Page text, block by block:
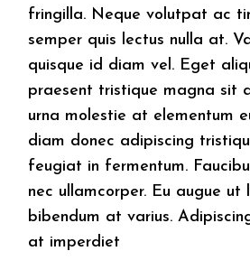
fringilla. Neque volutpat ac
semper quis lectus nulla at.
quisque id diam vel. Eget
praesent tristique magna sit
urna molestie at elementum
diam donec adipiscing
feugiat in fermentum.
nec ullamcorper. Eu augue ut
bibendum at varius.
at imperdiet